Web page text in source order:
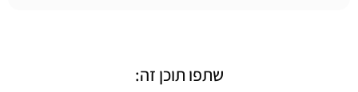
שתפו תוכן זה: